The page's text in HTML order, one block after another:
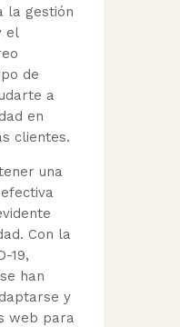
la gestión
el
de
a
en
clientes.
una
Con la
19,
han
y
web para